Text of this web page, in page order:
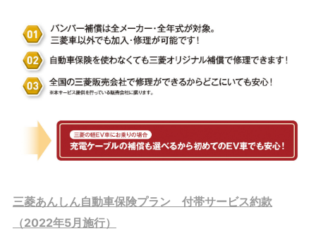
三菱あんしん自動車保険プラン 付帯サービス約款
（2022年5月施行）